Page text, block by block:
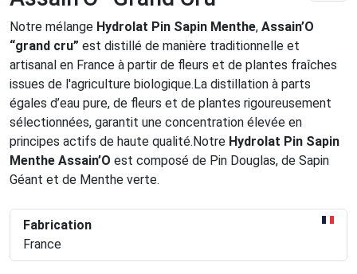
Notre mélange Hydrolat Pin Sapin Menthe, Assain’O
“grand cru” est distillé de manière traditionnelle et
artisanal en France à partir de fleurs et de plantes fraîches
issues de l'agriculture biologique.La distillation à parts
égales d’eau pure, de fleurs et de plantes rigoureusement
sélectionnées, garantit une concentration élevée en
principes actifs de haute qualité.Notre Hydrolat Pin Sapin
Menthe Assain’O est composé de Pin Douglas, de Sapin
Géant et de Menthe verte.
Fabrication
France